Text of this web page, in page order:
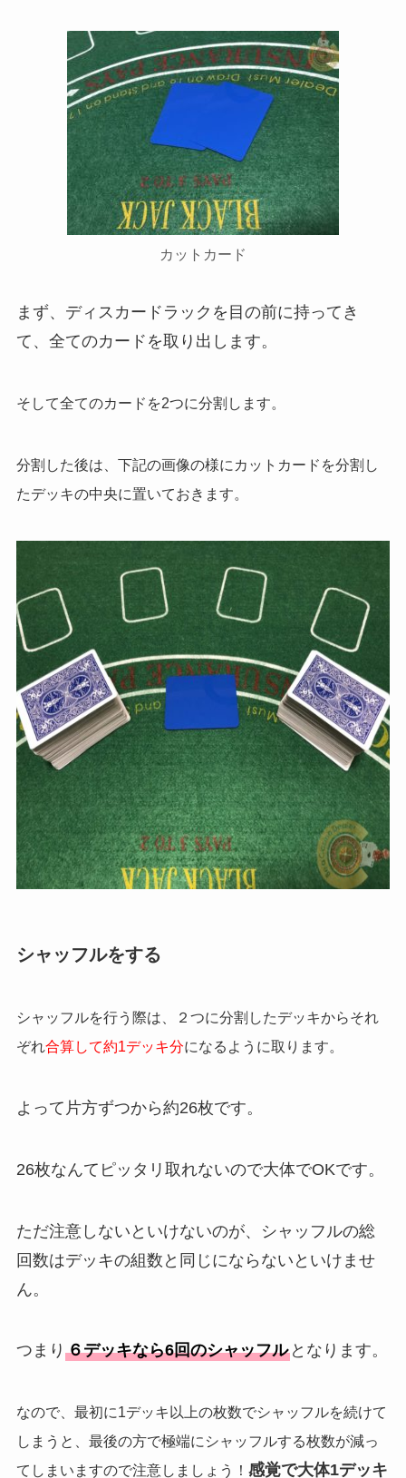
カットカード
まず、ディスカードラックを目の前に持ってき
て、全てのカードを取り出します。
そして全てのカードを2つに分割します。
分割した後は、下記の画像の様にカットカードを分割し
たデッキの中央に置いておきます。
シャッフルをする
シャッフルを行う際は、２つに分割したデッキからそれ
ぞれ合算して約1デッキ分になるように取ります。
よって片方ずつから約26枚です。
26枚なんてピッタリ取れないので大体でOKです。
ただ注意しないといけないのが、シャッフルの総
回数はデッキの組数と同じにならないといけませ
ん。
つまり ６デッキなら6回のシャッフルとなります。
なので、最初に1デッキ以上の枚数でシャッフルを続けて
しまうと、最後の方で極端にシャッフルする枚数が減っ
てしまいますので注意しましょう！ 感覚で大体1デッキ